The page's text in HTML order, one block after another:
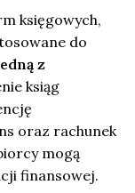
księgowych,
do
z
ksiąg
oraz rachunek
mogą
finansowej.